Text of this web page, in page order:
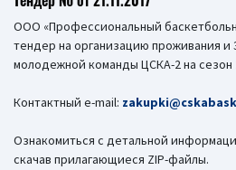
ООО «Профессиональный
тендер на организацию проживания и
молодежной команды ЦСКА-2 на сезон
Контактный e-mail:
Ознакомиться с детальной
скачав прилагающиеся ZIP-файлы.